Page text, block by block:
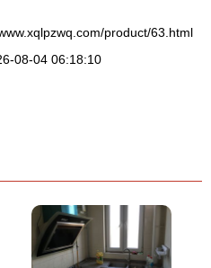
product/63.html
08-04 06:18:10